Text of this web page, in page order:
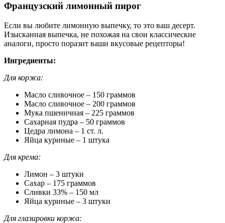
Французский лимонный пирог
Если вы любите лимонную выпечку, то это ваш десерт.
Изысканная выпечка, не похожая на свои классические
аналоги, просто поразит ваши вкусовые рецепторы!
Ингредиенты:
Для коржа:
Масло сливочное – 150 граммов
Масло сливочное – 200 граммов
Мука пшеничная – 225 граммов
Сахарная пудра – 50 граммов
Цедра лимона – 1 ст. л.
Яйца куриные – 1 штука
Для крема:
Лимон – 3 штуки
Сахар – 175 граммов
Сливки 33% – 150 мл
Яйца куриные – 3 штуки
Для глазировки коржа: